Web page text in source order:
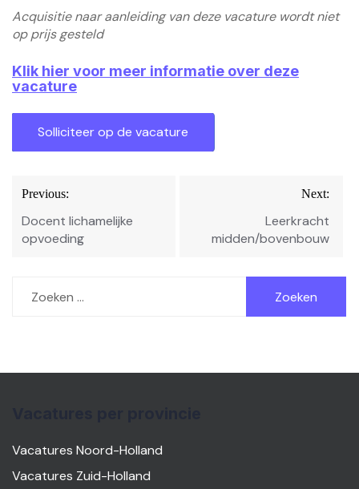
Acquisitie naar aanleiding van deze vacature wordt niet
op prijs gesteld
Klik hier voor meer informatie over deze
vacature
Bericht
navigatie
Previous:
Docent lichamelijke
opvoeding
Next:
Leerkracht
midden/bovenbouw
naar:
Vacatures Noord-Holland
Vacatures Zuid-Holland